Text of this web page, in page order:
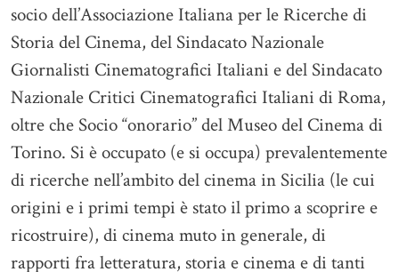
socio dell’Associazione Italiana per le Ricerche di
Storia del Cinema, del Sindacato Nazionale
Giornalisti Cinematografici Italiani e del Sindacato
Nazionale Critici Cinematografici Italiani di Roma,
oltre che Socio “onorario” del Museo del Cinema di
Torino. Si è occupato (e si occupa) prevalentemente
di ricerche nell’ambito del cinema in Sicilia (le cui
origini e i primi tempi è stato il primo a scoprire e
ricostruire), di cinema muto in generale, di
rapporti fra letteratura, storia e cinema e di tanti